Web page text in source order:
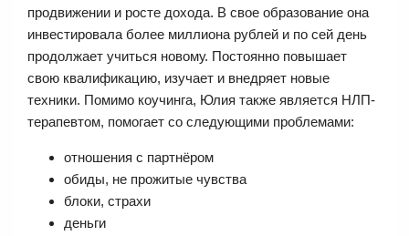
продвижении и росте дохода. В свое образование она
инвестировала более миллиона рублей и по сей день
продолжает учиться новому. Постоянно повышает
свою квалификацию, изучает и внедряет новые
техники. Помимо коучинга, Юлия также является НЛП-
терапевтом, помогает со следующими проблемами:
отношения с партнёром
обиды, не прожитые чувства
блоки, страхи
деньги